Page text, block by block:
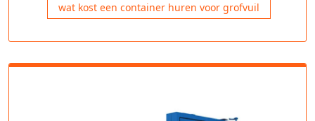
wat kost een container huren voor grofvuil